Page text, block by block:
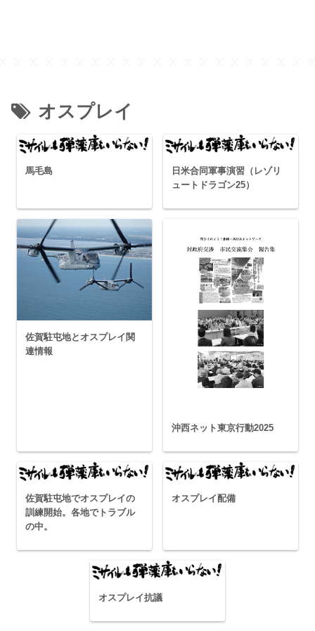
オスプレイ
馬毛島
日米合同軍事演習（レゾリ
ュートドラゴン25）
佐賀駐屯地とオスプレイ関
連情報
沖西ネット東京行動2025
佐賀駐屯地でオスプレイの
訓練開始。各地でトラブル
の中。
オスプレイ配備
オスプレイ抗議